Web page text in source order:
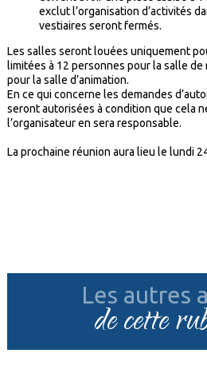
exclut l’organisation d’activités
vestiaires seront fermés.
Les salles seront louées uniquement
limitées à 12 personnes pour la salle
pour la salle d’animation.
En ce qui concerne les demandes
seront autorisées à condition que cela
l’organisateur en sera responsable.
La prochaine réunion aura lieu le lundi
Les autres
de cette